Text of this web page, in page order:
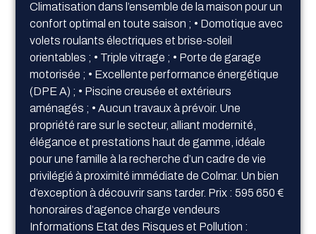
Climatisation dans l’ensemble de la maison pour un
confort optimal en toute saison ; • Domotique avec
volets roulants électriques et brise-soleil
orientables ; • Triple vitrage ; • Porte de garage
motorisée ; • Excellente performance énergétique
(DPE A) ; • Piscine creusée et extérieurs
aménagés ; • Aucun travaux à prévoir. Une
propriété rare sur le secteur, alliant modernité,
élégance et prestations haut de gamme, idéale
pour une famille à la recherche d’un cadre de vie
privilégié à proximité immédiate de Colmar. Un bien
d’exception à découvrir sans tarder. Prix : 595 650 €
honoraires d’agence charge vendeurs
Informations Etat des Risques et Pollution :